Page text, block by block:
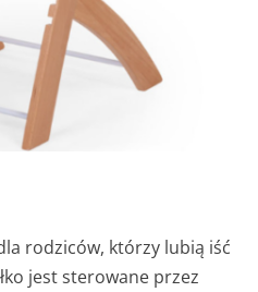
rodziców, którzy lubią iść
jest sterowane przez